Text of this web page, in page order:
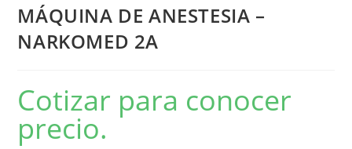
MÁQUINA DE ANESTESIA –
NARKOMED 2A
Cotizar para conocer
precio.